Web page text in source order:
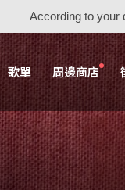
According to your
歌單 周邊商店